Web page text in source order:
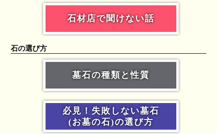
石材店で聞けない話
石の選び方
墓石の種類と性質
必見！失敗しない墓石
(お墓の石)の選び方